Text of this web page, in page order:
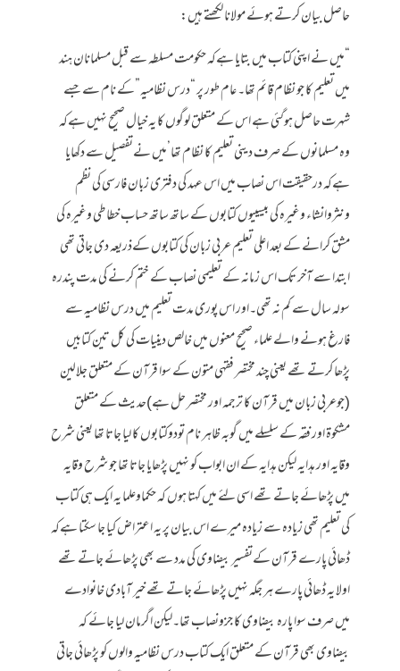
حاصل بیان کرتے ہوئے مولانا لکھتے ہیں:
“میں نے اپنی کتاب میں بتایا ہےکہ حکومت مسلطہ سے قبل مسلمانان ہند
میں تعلیم کا جو نظام قائم تھا۔ عام طور پر “درس نظامیہ”کے نام سے جسے
شہرت حاصل ہوگئی ہے اس کے متعلق لوگوں کا یہ خیال صحیح نہیں ہےکہ
وہ مسلمانوں کے صرف دینی تعلیم کا نظام تھا’میں نےتفصیل سے دکھایا
ہےکہ درحقیقت اس نصاب میں اس عہد کی دفتری زبان فارسی کی نظم
ونثروانشاء وغیرہ کی بیسییوں کتابوں کے ساتھ ساتھ حساب خطاطی وغیرہ کی
مشق کرانے کے بعد اعلی تعلیم عربی زبان کی کتابوں کےذریعہ دی جاتی تھی
ابتدا سے آخر تک اس زمانہ کے تعلیمی نصاب کے ختم کرنے کی مدت پندرہ
سولہ سال سے کم نہ تھی۔اور اس پوری مدت تعلیم میں درس نظامیہ سے
فارغ ہونے والے علماء صحیح معنوں میں خالص دینیات کی کل تین کتابیں
پڑھا کرتے تھے یعنی چند مختصر فقہی متون کے سوا قرآن کے متعلق جلالین
(جوعربی زبان میں قرآن کا ترجمہ اور مختصر حل ہے)حدیث کے متعلق
مشکوۃ اور فقہ کے سلسلے میں گوبہ ظاہر نام تودوکتابوں کا لیا جاتا تھا یعنی شرح
وقایہ اور ہدایہ لیکن ہدایہ کے ان ابواب کو نہیں پڑھایا جاتا تھا جو شرح وقایہ
میں پڑھائے جاتے تھے اسی لئے میں کہتا ہوں کہ حکماوعلما یہ ایک ہی کتاب
کی تعلیم تھی زیادہ سے زیادہ میرے اس بیان پر یہ اعتراض کیا جا سکتا ہےکہ
ڈھائی پارے قرآن کےتفسیر بیضاوی کی مدد سے بھی پڑھائے جاتے تھے
اولا یہ ڈھائی پارے ہر جگہ نہیں پڑھائے جاتے تھے خیر آبادی خانوادے
میں صرف سوا پارہ بیضاوی کا جزونصاب تھا۔لیکن اگرمان لیا جائے کہ
بیضاوی بھی قرآن کے متعلق ایک کتاب درس نظامیہ والوں کو پڑھائی جاتی